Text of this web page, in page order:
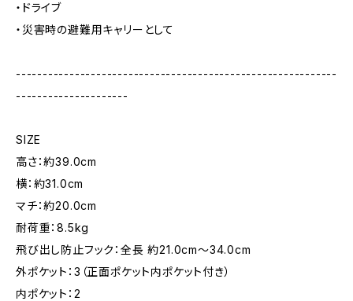
・ドライブ
・災害時の避難用キャリーとして
------------------------------------------------------------
---------------------
SIZE
高さ：約39.0cm
横：約31.0cm
マチ：約20.0cm
耐荷重：8.5kg
飛び出し防止フック：全長 約21.0cm〜34.0cm
外ポケット：3（正面ポケット内ポケット付き）
内ポケット：2